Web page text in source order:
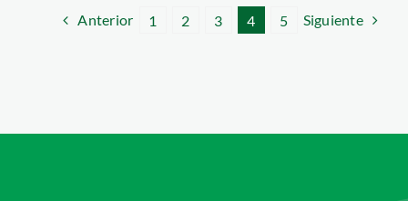
Anterior 1 2 3 4 5 Siguiente